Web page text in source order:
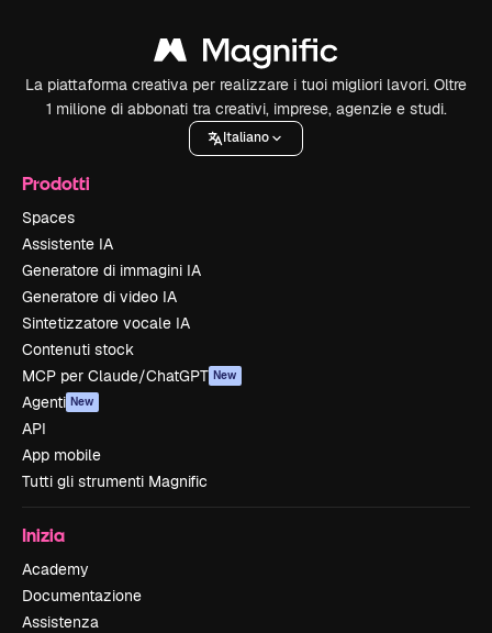
La piattaforma creativa per realizzare i tuoi migliori lavori. Oltre
1 milione di abbonati tra creativi, imprese, agenzie e studi.
Italiano
Prodotti
Spaces
Assistente IA
Generatore di immagini IA
Generatore di video IA
Sintetizzatore vocale IA
Contenuti stock
MCP per Claude/ChatGPT New
Agenti New
API
App mobile
Tutti gli strumenti Magnific
Inizia
Academy
Documentazione
Assistenza